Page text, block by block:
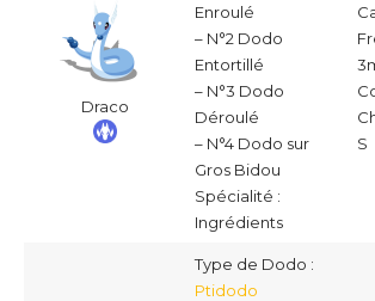
Draco
Enroulé
– N°2 Dodo
Entortillé
– N°3 Dodo
Déroulé
– N°4 Dodo sur
Gros Bidou
Spécialité :
Ingrédients
S
Type de Dodo :
Ptidodo